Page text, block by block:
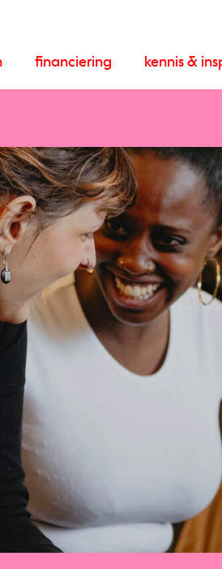
financiering kennis &